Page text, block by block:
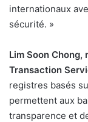
internationaux
sécurité. »
Lim Soon Chong,
Transaction
registres basés
permettent aux
transparence et